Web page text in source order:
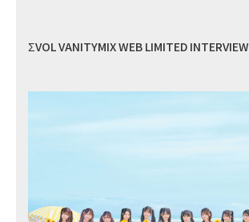
ΣVOL VANITYMIX WEB LIMITED INTERVIEW